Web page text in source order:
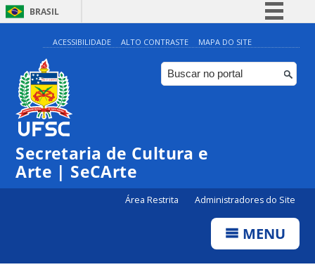
BRASIL
Simplifique!
Comunica BR
Participe
ACESSIBILIDADE ALTO CONTRASTE MAPA DO SITE
Secretaria de Cultura e
Arte | SeCArte
Área Restrita Administradores do Site
MENU
0:00
1:00